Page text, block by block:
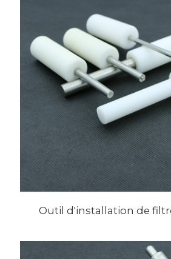
Outil d'installation de